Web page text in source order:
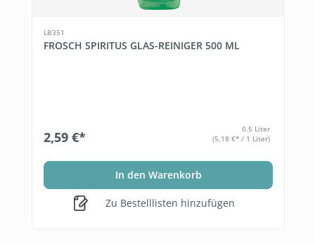
LB351
FROSCH SPIRITUS GLAS-REINIGER 500 ML
2,59 €*
0.5 Liter
(5,18 €* / 1 Liter)
In den Warenkorb
Zu Bestelllisten hinzufügen